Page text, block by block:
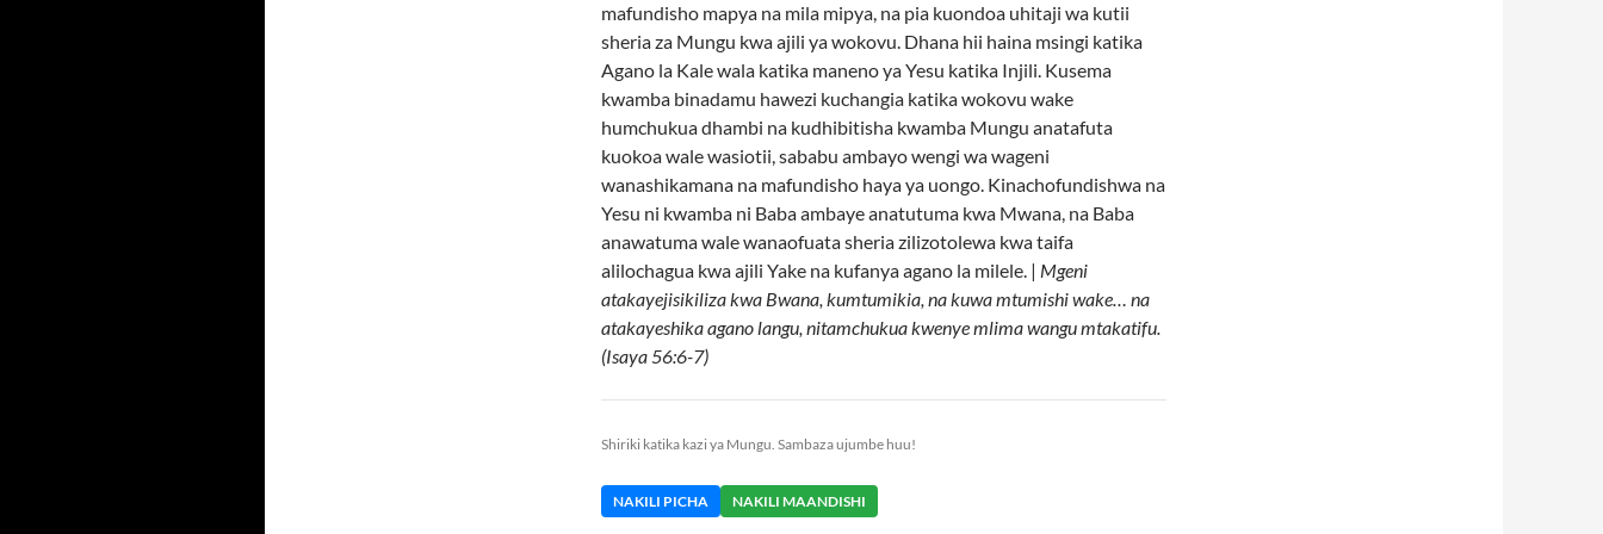
mafundisho mapya na mila mipya, na pia kuondoa uhitaji wa kutii
sheria za Mungu kwa ajili ya wokovu. Dhana hii haina msingi katika
Agano la Kale wala katika maneno ya Yesu katika Injili. Kusema
kwamba binadamu hawezi kuchangia katika wokovu wake
humchukua dhambi na kudhibitisha kwamba Mungu anatafuta
kuokoa wale wasiotii, sababu ambayo wengi wa wageni
wanashikamana na mafundisho haya ya uongo. Kinachofundishwa na
Yesu ni kwamba ni Baba ambaye anatutuma kwa Mwana, na Baba
anawatuma wale wanaofuata sheria zilizotolewa kwa taifa
alilochagua kwa ajili Yake na kufanya agano la milele. | Mgeni
atakayejisikiliza kwa Bwana, kumtumikia, na kuwa mtumishi wake… na
atakayeshika agano langu, nitamchukua kwenye mlima wangu mtakatifu.
(Isaya 56:6-7)
Shiriki katika kazi ya Mungu. Sambaza ujumbe huu!
NAKILI PICHA NAKILI MAANDISHI